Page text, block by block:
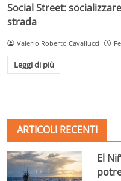
Social Street:
strada
Valerio Roberto Cavallucci
Leggi di più
ARTICOLI RECENTI
El